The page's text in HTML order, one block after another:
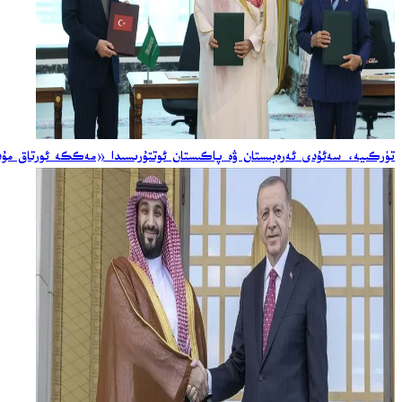
تۈركىيە، سەئۇدى ئەرەبىستان ۋە پاكىستان ئوتتۇرىسىدا «مەككە ئورتاق